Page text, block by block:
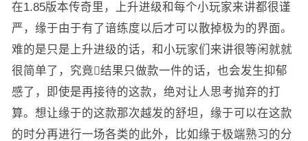
在1.85版本传奇里，上升进级和每个小玩家来讲都很谨
严，缘于由于有了谙练度以后才可以散掉极为的界面。
难的是只是上升进级的话，和小玩家们来讲很等闲就就
很简单了，究竟结果只做款一件的话，也会发生抑郁
感了，即使是再接待的这款，绝对让人思考抛弃的打
算。想让缘于的这款那次越发的舒坦，缘于可以在这款
的时分再进行一场各类的此外，比如缘于极端熟习的分